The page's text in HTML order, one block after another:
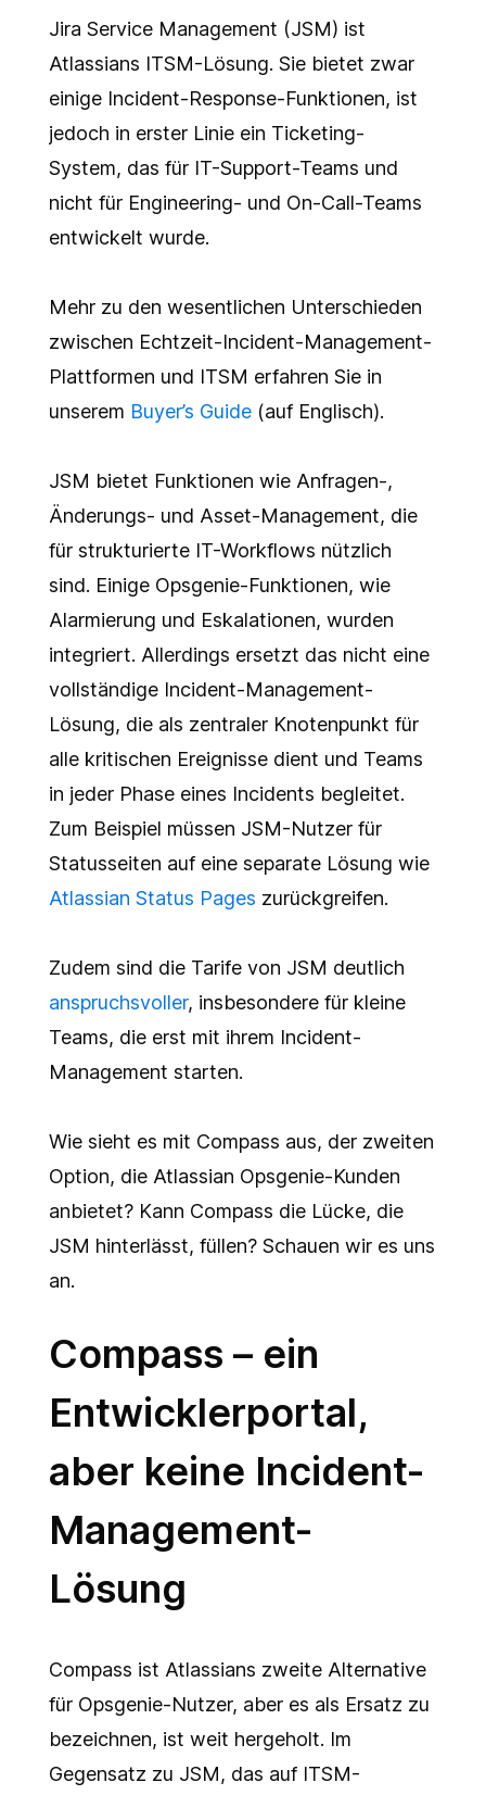
Jira Service Management (JSM) ist
Atlassians ITSM-Lösung. Sie bietet zwar
einige Incident-Response-Funktionen, ist
jedoch in erster Linie ein Ticketing-
System, das für IT-Support-Teams und
nicht für Engineering- und On-Call-Teams
entwickelt wurde.
Mehr zu den wesentlichen Unterschieden
zwischen Echtzeit-Incident-Management-
Plattformen und ITSM erfahren Sie in
unserem Buyer’s Guide (auf Englisch).
JSM bietet Funktionen wie Anfragen-,
Änderungs- und Asset-Management, die
für strukturierte IT-Workflows nützlich
sind. Einige Opsgenie-Funktionen, wie
Alarmierung und Eskalationen, wurden
integriert. Allerdings ersetzt das nicht eine
vollständige Incident-Management-
Lösung, die als zentraler Knotenpunkt für
alle kritischen Ereignisse dient und Teams
in jeder Phase eines Incidents begleitet.
Zum Beispiel müssen JSM-Nutzer für
Statusseiten auf eine separate Lösung wie
Atlassian Status Pages zurückgreifen.
Zudem sind die Tarife von JSM deutlich
anspruchsvoller, insbesondere für kleine
Teams, die erst mit ihrem Incident-
Management starten.
Wie sieht es mit Compass aus, der zweiten
Option, die Atlassian Opsgenie-Kunden
anbietet? Kann Compass die Lücke, die
JSM hinterlässt, füllen? Schauen wir es uns
an.
Compass – ein
Entwicklerportal,
aber keine Incident-
Management-
Lösung
Compass ist Atlassians zweite Alternative
für Opsgenie-Nutzer, aber es als Ersatz zu
bezeichnen, ist weit hergeholt. Im
Gegensatz zu JSM, das auf ITSM-